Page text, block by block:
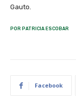
Gauto.
POR PATRICIA ESCOBAR
Facebook